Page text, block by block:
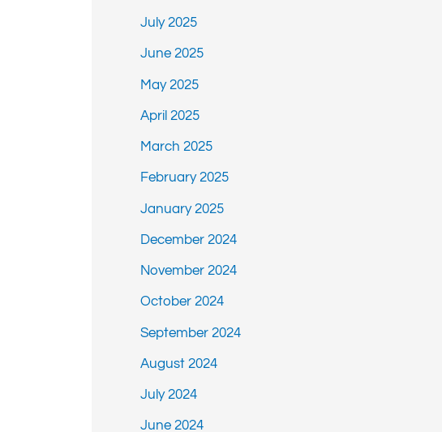
July 2025
June 2025
May 2025
April 2025
March 2025
February 2025
January 2025
December 2024
November 2024
October 2024
September 2024
August 2024
July 2024
June 2024